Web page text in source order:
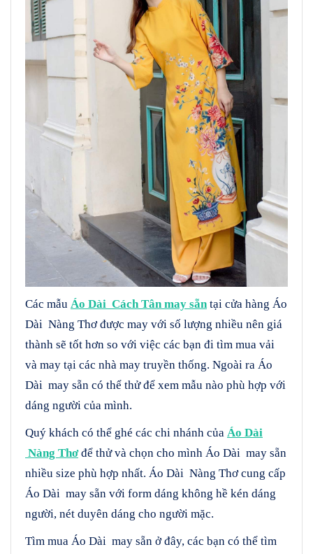
Các mẫu Áo Dài Cách Tân may sẵntại cửa hàng Áo
Dài Nàng Thơ được may với số lượng nhiều nên giá
thành sẽ tốt hơn so với việc các bạn đi tìm mua vải
và may tại các nhà may truyền thống. Ngoài ra Áo
Dài may sẵn có thể thử để xem mẫu nào phù hợp với
dáng người của mình.
Quý khách có thể ghé các chi nhánh của Áo Dài
Nàng Thơđể thử và chọn cho mình Áo Dài may sẵn
nhiều size phù hợp nhất. Áo Dài Nàng Thơ cung cấp
Áo Dài may sẵn với form dáng không hề kén dáng
người, nét duyên dáng cho người mặc.
Tìm mua Áo Dài may sẵn ở đây, các bạn có thể tìm